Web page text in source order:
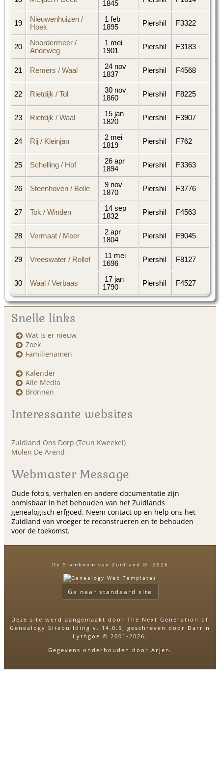
1845
19
Nieuwenhuizen /
Hoek
1 feb
1895
Piershil F3322
20
Noordermeer /
Andeweg
1 mei
1901
Piershil F3183
21 Remers / Waal
24 nov
1837
Piershil F4568
22 Rietdijk / Tol
30 nov
1860
Piershil F8225
23 Rietdijk / Waal
15 jan
1820
Piershil F3907
24 Rij / Kleinjan
2 mei
1819
Piershil F762
25 Schelling / Hof
26 apr
1894
Piershil F3363
26 Steenhoven / Belle
9 nov
1870
Piershil F3776
27 Tok / Winden
14 sep
1832
Piershil F4563
28 Vermaat / Meer
2 apr
1804
Piershil F9045
29 Vreeswater / Rollof
11 mei
1696
Piershil F8127
30 Waal / Verbaas
17 jan
1790
Piershil F4527
Snelle links
Wat is er nieuw
Zoek
Familienamen
Kalender
Alle Media
Bronnen
Interessante websites
Zuidland Ons Dorp (Teun Kweekel)
Molen De Arend
Webmaster Message
Oude foto's, verhalen en andere documentatie zijn
onmisbaar in het behouden van het Zuidlands
genealogisch erfgoed. Neem contact op en help ons het
Zuidland van vroeger te reconstrueren en te behouden
voor de toekomst.
De Stamboom van Zuidland © 2026
Ga naar standaard site
Deze site werd aangemaakt door The Next Generation of
Genealogy Sitebuilding v. 14.0.5, geschreven door Darrin
Lythgoe © 2001-2026.
Gegevens onderhouden door Arjen .